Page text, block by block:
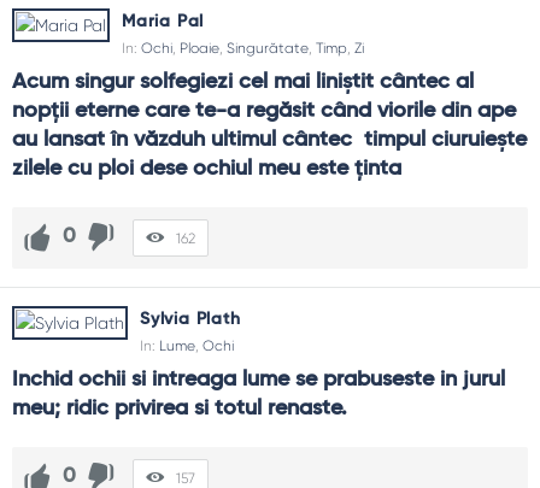
Maria Pal
In: Ochi Ploaie Singurătate Timp Zi
Acum singur solfegiezi cel mai liniştit cântec al
nopţii eterne care te-a regăsit când viorile din ape
au lansat în văzduh ultimul cântec  timpul ciuruieşte
zilele cu ploi dese ochiul meu este ţinta
0 162
Sylvia Plath
In: Lume Ochi
Inchid ochii si intreaga lume se prabuseste in jurul
meu; ridic privirea si totul renaste.
0 157